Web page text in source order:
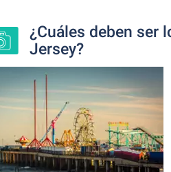
¿Cuáles deben ser
Jersey?